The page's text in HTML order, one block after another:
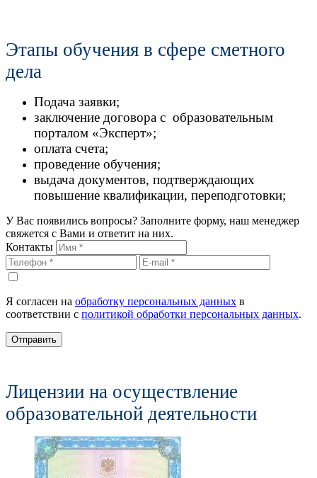
Этапы обучения в сфере сметного
дела
Подача заявки;
заключение договора с образовательным
порталом «Эксперт»;
оплата счета;
проведение обучения;
выдача документов, подтверждающих
повышение квалификации, переподготовки;
У Вас появились вопросы? Заполните форму, наш менеджер
свяжется с Вами и ответит на них.
Контакты
Я согласен на обработку персональных данных в
соответствии с политикой обработки персональных данных.
Отправить
Лицензии на осуществление
образовательной деятельности